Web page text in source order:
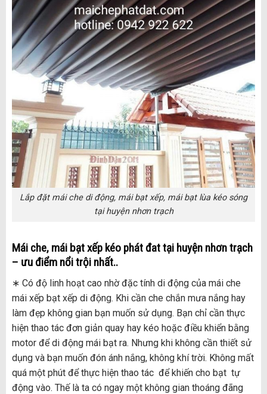
Lắp đặt mái che di động, mái bạt xếp, mái bạt lùa kéo sóng
tại huyện nhơn trạch
Mái che, mái bạt xếp kéo phát đat tại huyện nhơn trạch
– ưu điểm nổi trội nhất..
∗ Có độ linh hoạt cao nhờ đặc tính di động của mái che
mái xếp bạt xếp di động. Khi cần che chắn mưa nắng hay
làm đẹp không gian bạn muốn sử dụng. Bạn chỉ cần thực
hiện thao tác đơn giản quay hay kéo hoặc điều khiển bằng
motor để di động mái bạt ra. Nhưng khi không cần thiết sử
dụng và bạn muốn đón ánh nắng, không khí trời. Không mất
quá một phút để thực hiện thao tác để khiến cho bạt tự
động vào. Thế là ta có ngay một không gian thoáng đãng